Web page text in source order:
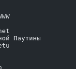
Паутины